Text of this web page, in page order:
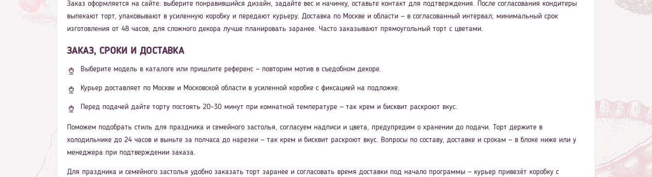
Заказ оформляется на сайте: выберите понравившийся дизайн, задайте вес и начинку, оставьте контакт для подтверждения. После согласования кондитеры
выпекают торт, упаковывают в усиленную коробку и передают курьеру. Доставка по Москве и области — в согласованный интервал; минимальный срок
изготовления от 48 часов, для сложного декора лучше планировать заранее. Часто заказывают прямоугольный торт с цветами.
ЗАКАЗ, СРОКИ И ДОСТАВКА
Выберите модель в каталоге или пришлите референс — повторим мотив в съедобном декоре.
Курьер доставляет по Москве и Московской области в усиленной коробке с фиксацией на подложке.
Перед подачей дайте торту постоять 20–30 минут при комнатной температуре — так крем и бисквит раскроют вкус.
Поможем подобрать стиль для праздника и семейного застолья, согласуем надписи и цвета, предупредим о хранении до подачи. Торт держите в
холодильнике до 24 часов и выньте за полчаса до нарезки — так крем и бисквит раскроют вкус. Вопросы по составу, доставке и срокам — в блоке ниже или у
менеджера при подтверждении заказа.
Для праздника и семейного застолья удобно заказать торт заранее и согласовать время доставки под начало программы — курьер привезёт коробку с